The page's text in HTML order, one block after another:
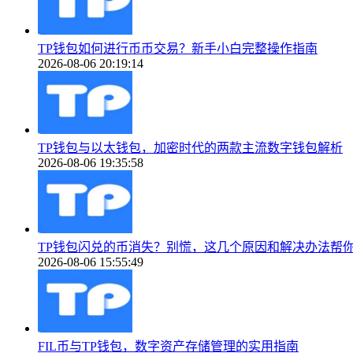
TP钱包如何进行币币交易？新手小白完整操作指南
2026-08-06 20:19:14
TP钱包与以太钱包，加密时代的两款主流数字钱包解析
2026-08-06 19:35:58
TP钱包闪兑的币消失？别慌，这几个原因和解决办法帮
2026-08-06 15:55:49
FIL币与TP钱包，数字资产存储管理的实用指南